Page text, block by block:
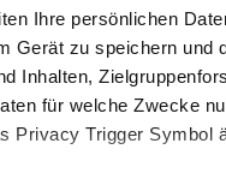
Ihre persönlichen
Gerät zu speichern
Inhalten,
für welche Zwecke
Privacy Trigger Symbol